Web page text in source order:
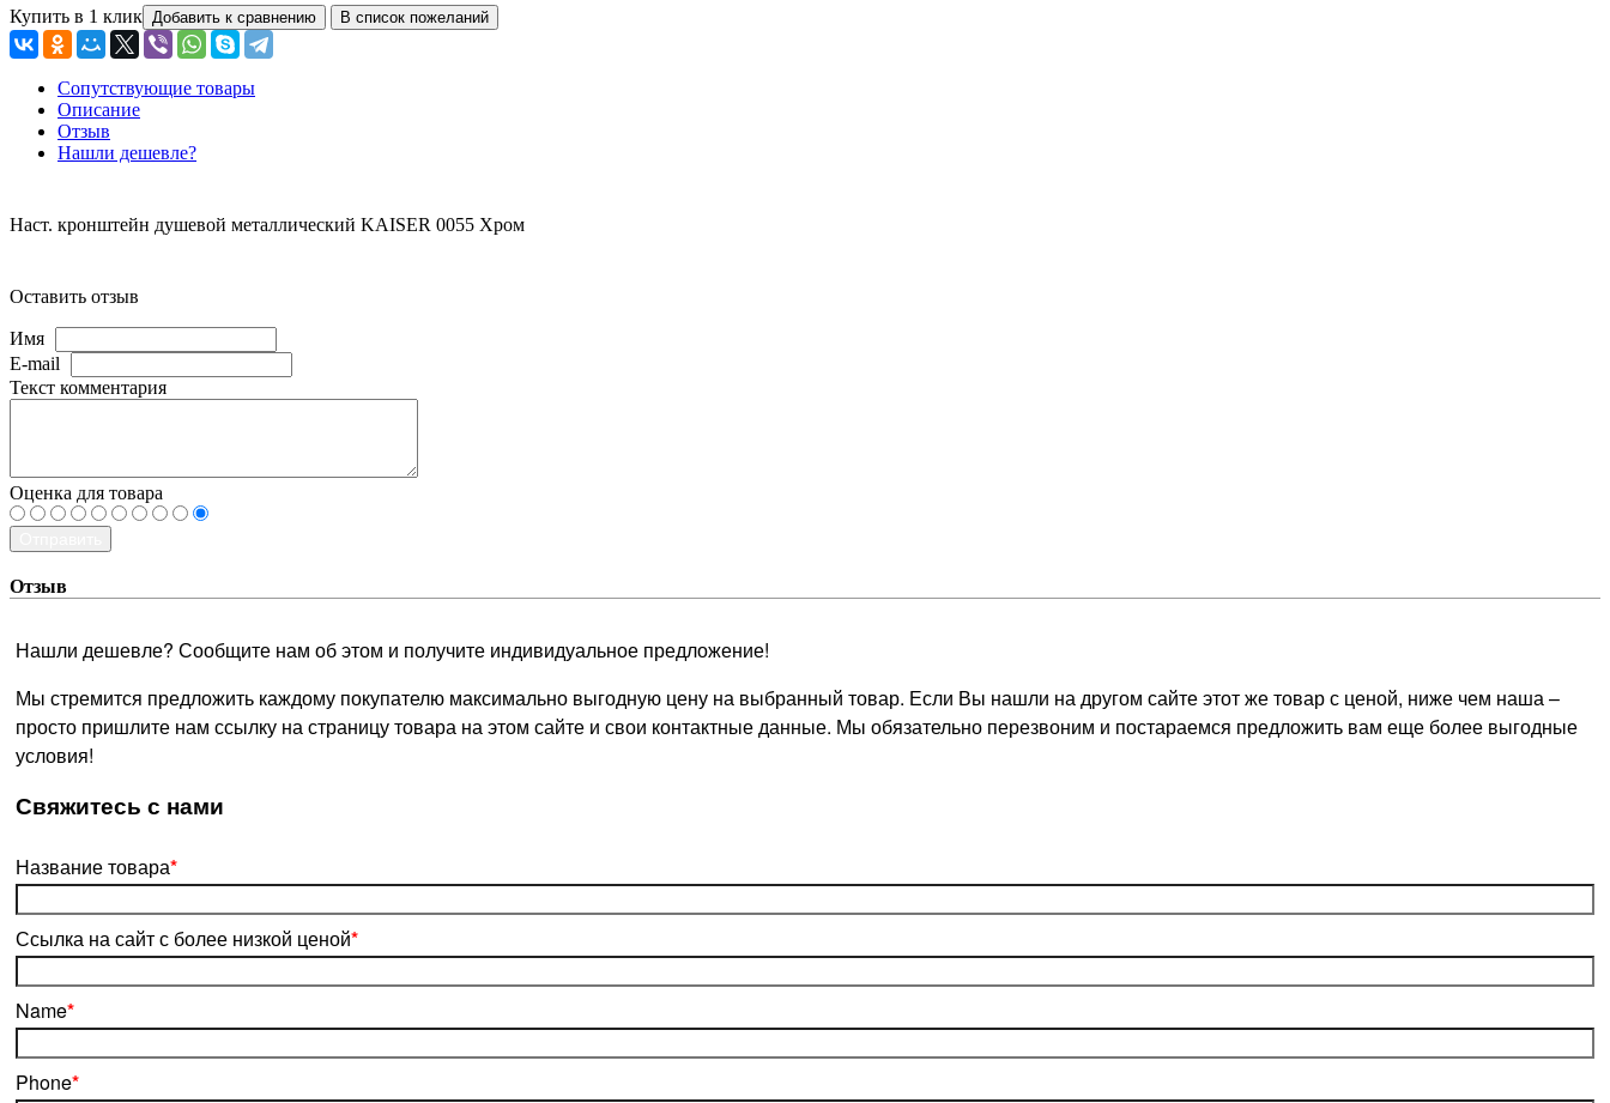
Купить в 1 клик
Сопутствующие товары
Описание
Отзыв
Нашли дешевле?
Наст. кронштейн душевой металлический KAISER 0055 Хром
Оставить отзыв
Имя
E-mail
Текст комментария
Оценка для товара
Отзыв
Нашли дешевле? Сообщите нам об этом и получите индивидуальное предложение!
Мы стремится предложить каждому покупателю максимально выгодную цену на выбранный товар. Если Вы нашли на другом сайте этот же товар с ценой, ниже чем наша –
просто пришлите нам ссылку на страницу товара на этом сайте и свои контактные данные. Мы обязательно перезвоним и постараемся предложить вам еще более выгодные
условия!
­Свяжитесь с нами
Название товара*
Ссылка на сайт с более низкой ценой*
Name*
Phone*